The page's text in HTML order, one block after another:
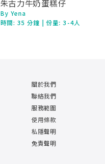
朱古力牛奶蛋糕仔
By Yena
時間: 35 分鐘 | 份量: 3-4人
關於我們
聯絡我們
服務範圍
使用條款
私隱聲明
免責聲明